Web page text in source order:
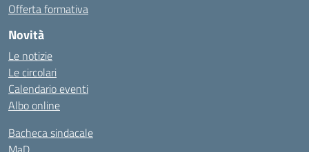
Offerta formativa
Novità
Le notizie
Le circolari
Calendario eventi
Albo online
Bacheca sindacale